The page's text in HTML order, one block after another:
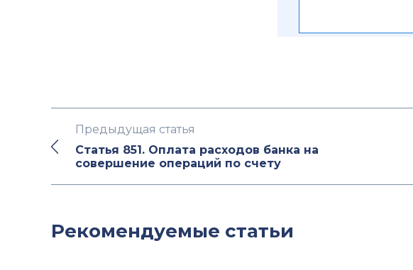
Предыдущая статья
Статья 851. Оплата расходов банка на
совершение операций по счету
Рекомендуемые статьи